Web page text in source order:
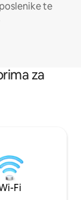
te
za
Fi